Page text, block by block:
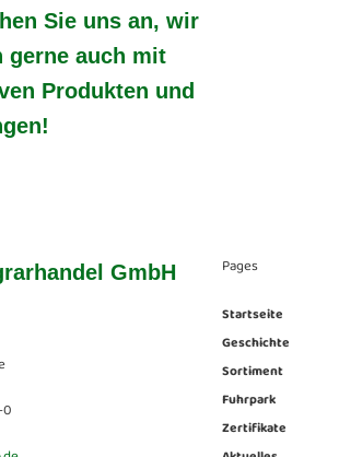
Sie uns an, wir
gerne auch mit
Produkten und
GmbH
0
Pages
Startseite
Geschichte
Sortiment
Fuhrpark
Zertifikate